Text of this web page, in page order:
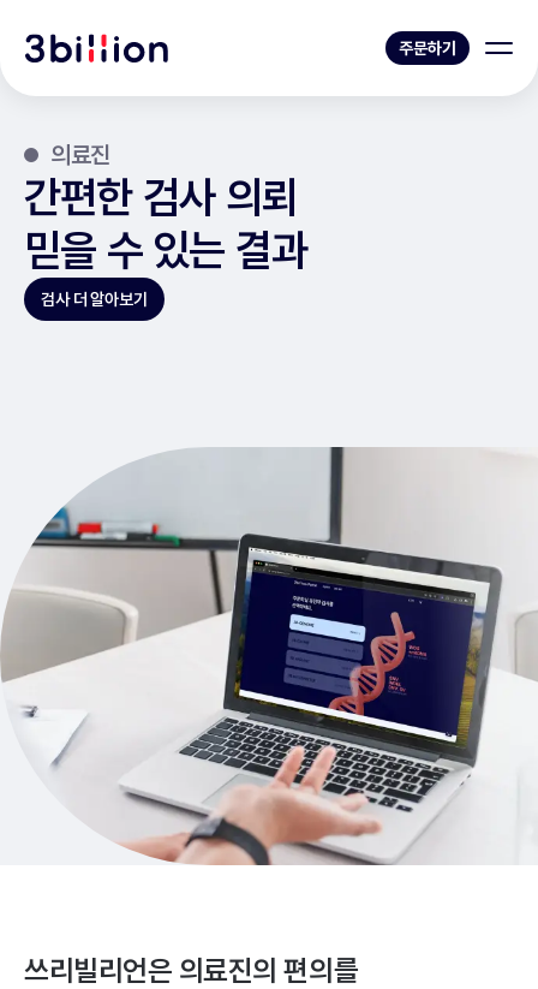
주문하기
의료진
간편한 검사 의뢰
믿을 수 있는 결과
검사 더 알아보기
쓰리빌리언은 의료진의 편의를